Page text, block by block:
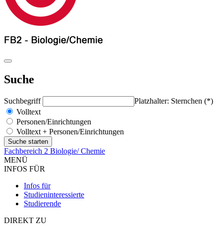
Suche
Suchbegriff
Platzhalter: Sternchen (*)
Volltext
Personen/Einrichtungen
Volltext + Personen/Einrichtungen
Fachbereich 2 Biologie/ Chemie
MENÜ
INFOS FÜR
Infos für
Studieninteressierte
Studierende
DIREKT ZU